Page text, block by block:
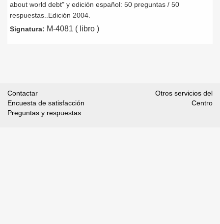
about world debt" y edición español: 50 preguntas / 50
respuestas..Edición 2004.
Signatura: M-4081 ( libro )
Contactar
Encuesta de satisfacción
Preguntas y respuestas
Otros servicios del
Centro